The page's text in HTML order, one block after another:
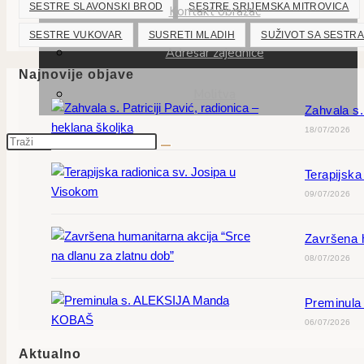
Kontakt obrazac
Adresar zajednice
SESTRE SLAVONSKI BROD SESTRE SRIJEMSKA MITROVICA
SESTRE VUKOVAR SUSRETI MLADIH SUŽIVOT SA
Najnovije objave
Zahvala
18/07/2026
09/07/2026
Završena
08/07/2026
06/07/2026
Aktualno